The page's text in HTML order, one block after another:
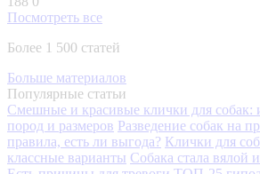
Посмотреть все
Более 1 500 статей
Больше материалов
Популярные статьи
Смешные и красивые клички для собак:
пород и размеров Разведение собак на
правила, есть ли выгода? Клички для
классные варианты Собака стала вялой